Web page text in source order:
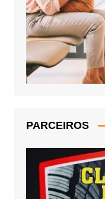
PARCEIROS